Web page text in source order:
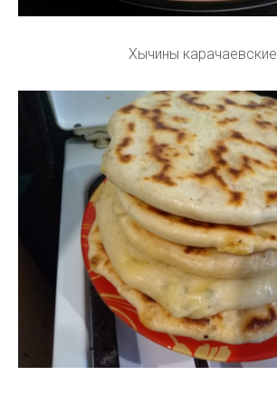
Хычины карачаевские